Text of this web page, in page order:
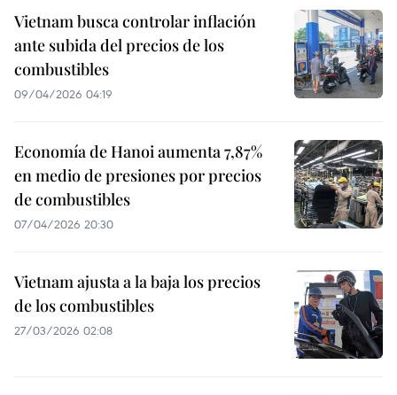
Vietnam busca controlar inflación
ante subida del precios de los
combustibles
09/04/2026 04:19
Economía de Hanoi aumenta 7,87%
en medio de presiones por precios
de combustibles
07/04/2026 20:30
Vietnam ajusta a la baja los precios
de los combustibles
27/03/2026 02:08